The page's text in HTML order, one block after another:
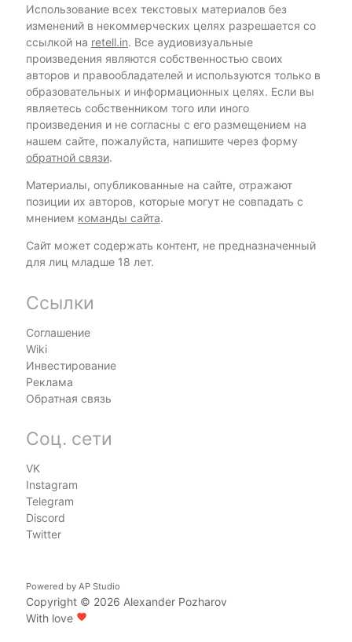
Использование всех текстовых материалов без
изменений в некоммерческих целях разрешается со
ссылкой на retell.in. Все аудиовизуальные
произведения являются собственностью своих
авторов и правообладателей и используются только в
образовательных и информационных целях. Если вы
являетесь собственником того или иного
произведения и не согласны с его размещением на
нашем сайте, пожалуйста, напишите через форму
обратной связи.
Материалы, опубликованные на сайте, отражают
позиции их авторов, которые могут не совпадать с
мнением команды сайта.
Сайт может содержать контент, не предназначенный
для лиц младше 18 лет.
Ссылки
Соглашение
Wiki
Инвестирование
Реклама
Обратная связь
Соц. сети
VK
Instagram
Telegram
Discord
Twitter
Powered by AP Studio
Copyright © 2026 Alexander Pozharov
With love favorite